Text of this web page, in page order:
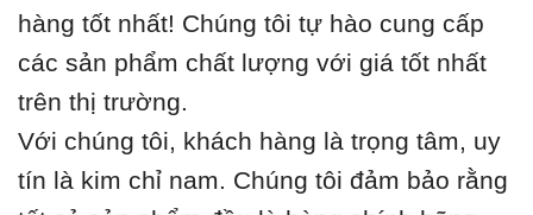
hàng tốt nhất! Chúng tôi tự hào cung cấp
các sản phẩm chất lượng với giá tốt nhất
trên thị trường.
Với chúng tôi, khách hàng là trọng tâm, uy
tín là kim chỉ nam. Chúng tôi đảm bảo rằng